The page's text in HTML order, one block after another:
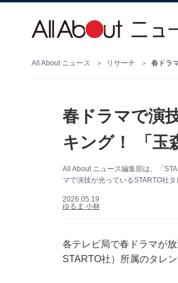
All About ニュース リサーチ 春ドラ
春ドラマで演
キング！ 「玉
All About ニュース編集部は、「
マで演技が光っているSTARTO社
2026.05.19
ゆるま 小林
各テレビ局で春ドラマが
STARTO社）所属のタレ